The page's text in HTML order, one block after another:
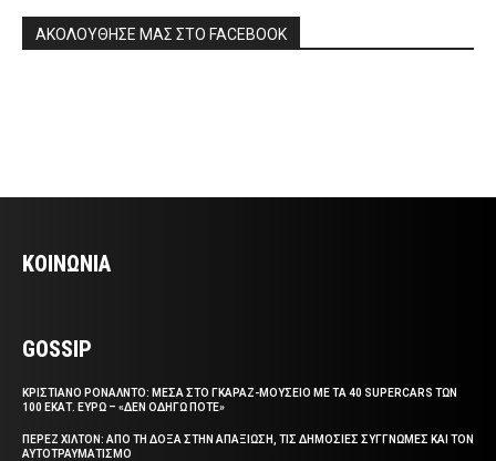
ΑΚΟΛΟΥΘΗΣΕ ΜΑΣ ΣΤΟ FACEBOOK
ΚΟΙΝΩΝΙΑ
GOSSIP
ΚΡΙΣΤΙΑΝΟ ΡΟΝΑΛΝΤΟ: ΜΕΣΑ ΣΤΟ ΓΚΑΡΑΖ-ΜΟΥΣΕΙΟ ΜΕ ΤΑ 40 SUPERCARS ΤΩΝ
100 ΕΚΑΤ. ΕΥΡΩ – «ΔΕΝ ΟΔΗΓΩ ΠΟΤΕ»
ΠΕΡΕΖ ΧΙΛΤΟΝ: ΑΠΟ ΤΗ ΔΟΞΑ ΣΤΗΝ ΑΠΑΞΙΩΣΗ, ΤΙΣ ΔΗΜΟΣΙΕΣ ΣΥΓΓΝΩΜΕΣ ΚΑΙ ΤΟΝ
ΑΥΤΟΤΡΑΥΜΑΤΙΣΜΟ